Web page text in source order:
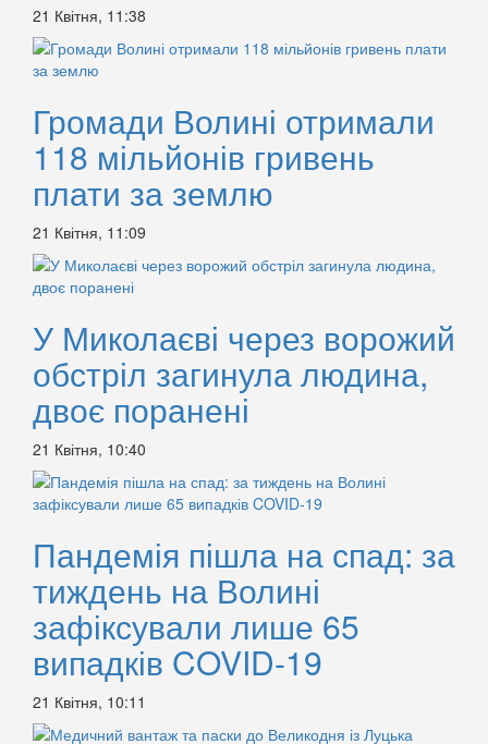
21 Квітня, 11:38
Громади Волині отримали
118 мільйонів гривень
плати за землю
21 Квітня, 11:09
У Миколаєві через ворожий
обстріл загинула людина,
двоє поранені
21 Квітня, 10:40
Пандемія пішла на спад: за
тиждень на Волині
зафіксували лише 65
випадків COVID-19
21 Квітня, 10:11